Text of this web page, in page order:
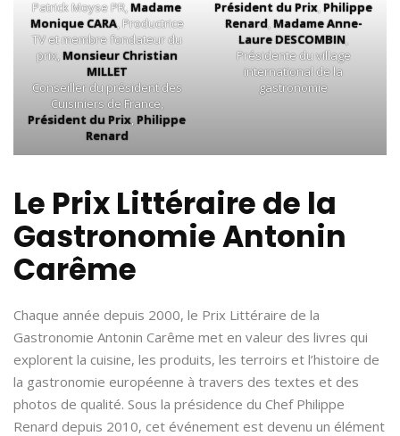
Patrick Moyse PR,Madame
Monique CARA, Productrice
TV et membre fondateur du
prix,Monsieur Christian
MILLET
Conseiller du président des
Cuisiniers de France,
Président du Prix, Philippe
Renard
Président du Prix,Philippe
Renard,Madame Anne-
Laure DESCOMBIN,
Présidente du village
international de la
gastronomie
Le Prix Littéraire de la
Gastronomie Antonin
Carême
Chaque année depuis 2000, le Prix Littéraire de la
Gastronomie Antonin Carême met en valeur des livres qui
explorent la cuisine, les produits, les terroirs et l’histoire de
la gastronomie européenne à travers des textes et des
photos de qualité. Sous la présidence du Chef Philippe
Renard depuis 2010, cet événement est devenu un élément